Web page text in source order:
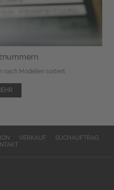
nach Modellen sortiert.
VERKAUF
SUCHAUFTRAG